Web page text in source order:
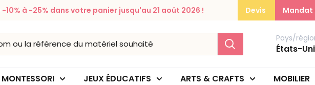
à -25% dans votre panier jusqu'au 21 août 2026 ! Devis
Pays/
États-
JEUX ÉDUCATIFS ARTS & CRAFTS MOBILIER